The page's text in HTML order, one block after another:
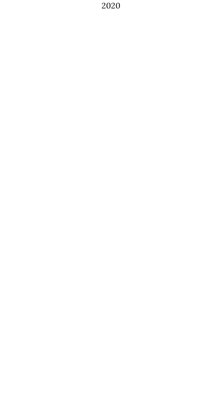
2020